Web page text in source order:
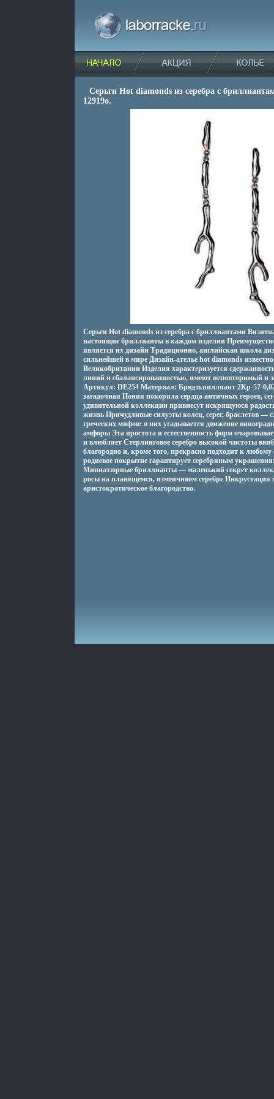
Серьги Hot diamonds из серебра с
12919o.
Серьги Hot diamonds из серебра с бриллиантами
настоящие бриллианты в каждом изделии
является их дизайн Традиционно, английская школа
сильнейшей в мире Дизайн-ателье hot diamonds
Великобритании Изделия характеризуется
линий и сбалансированностью, имеют неповторимый и
Артикул: DE254 Материал: Брвдзкяиллиант 2Кр-57-
загадочная Иония покоряла сердца античных героев,
удивительной коллекции привнесут искрящуюся
жизнь Причудливые силуэты колец, серег, браслетов —
греческих мифов: в них угадывается движение
амфоры Эта простота и естественность форм
и влюбляет Стерлинговое серебро высокой чистоты
благородно и, кроме того, прекрасно подходит к
родиевое покрытие гарантирует серебряным
Миниатюрные бриллианты — маленький секрет
росы на плавящемся, изменчивом серебре
аристократическое благородство.